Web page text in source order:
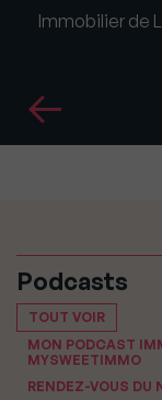
Immobilier de
Podcasts
TOUT VOIR
MON PODCAST
MYSWEETIMMO
RENDEZ-VOUS DU